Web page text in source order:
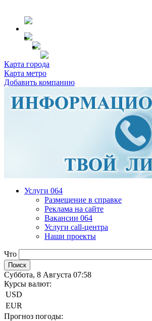
Карта города
Карта метро
Добавить компанию
Услуги 064
Размещение в справке
Реклама на сайте
Вакансии 064
Услуги call-центра
Наши проекты
Что
Суббота, 8 Августа 07:58
Курсы валют:
USD
EUR
Прогноз погоды: